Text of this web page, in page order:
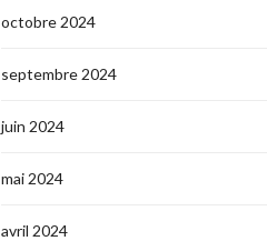
octobre 2024
septembre 2024
juin 2024
mai 2024
avril 2024